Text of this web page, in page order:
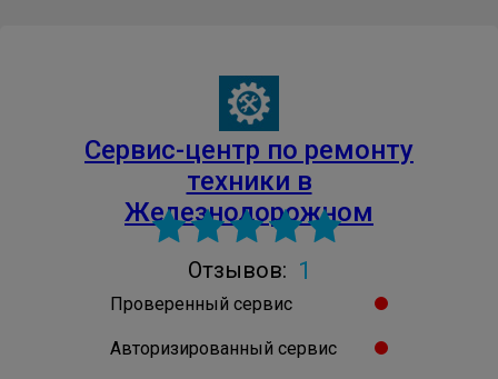
Cервис-центр по ремонту
техники в
Железнодорожном
Отзывов: 1
Проверенный сервис
Авторизированный сервис